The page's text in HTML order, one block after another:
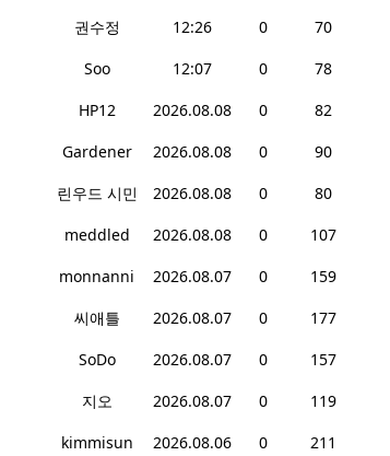
권수정 12:26 0
70
Soo 12:07 0
78
HP12 2026.08.08 0
82
Gardener 2026.08.08 0
90
린우드 시민 2026.08.08 0
80
meddled 2026.08.08 0
107
monnanni 2026.08.07 0
159
씨애틀 2026.08.07 0
177
SoDo 2026.08.07 0
157
지오 2026.08.07 0
119
kimmisun 2026.08.06 0
211